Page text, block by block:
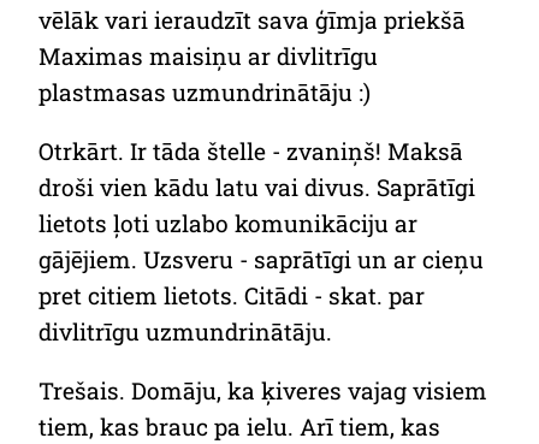
vēlāk vari ieraudzīt sava ģīmja priekšā
Maximas maisiņu ar divlitrīgu
plastmasas uzmundrinātāju :)
Otrkārt. Ir tāda štelle - zvaniņš! Maksā
droši vien kādu latu vai divus. Saprātīgi
lietots ļoti uzlabo komunikāciju ar
gājējiem. Uzsveru - saprātīgi un ar cieņu
pret citiem lietots. Citādi - skat. par
divlitrīgu uzmundrinātāju.
Trešais. Domāju, ka ķiveres vajag visiem
tiem, kas brauc pa ielu. Arī tiem, kas